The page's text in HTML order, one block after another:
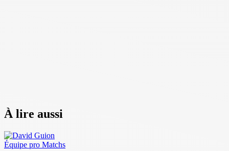
À lire aussi
Équipe pro Matchs